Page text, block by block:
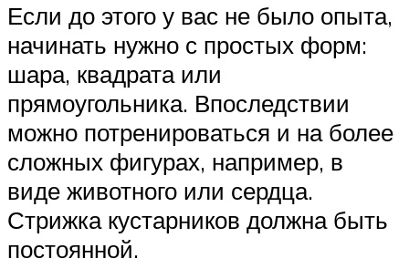
Если до этого у вас не было опыта,
начинать нужно с простых форм:
шара, квадрата или
прямоугольника. Впоследствии
можно потренироваться и на более
сложных фигурах, например, в
виде животного или сердца.
Стрижка кустарников должна быть
постоянной.